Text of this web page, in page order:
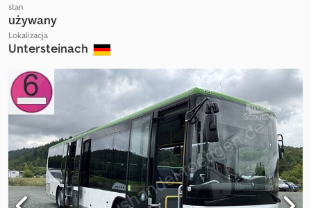
stan
używany
Lokalizacja
Untersteinach